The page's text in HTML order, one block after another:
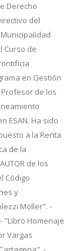
Derecho
del
Curso de
en Gestión
de los
ESAN. Ha sido
a la Renta
de la
de los
Código
y
Möller". -
"Libro Homenaje
Vargas